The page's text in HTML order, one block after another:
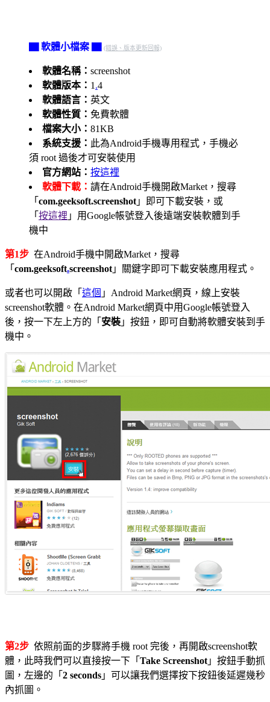
▇ 軟體小檔案 ▇ (錯誤、版本更新回報)
軟體名稱： screenshot
軟體版本： 1 .4
軟體語言： 英文
軟體性質： 免費軟體
檔案大小： 81KB
系統支援： 此為Android手機專用程式，手機必
須 root 過後才可安裝使用
官方網站： 按這裡
軟體下載： 請在Android手機開啟Market，搜尋
「 com.geeksoft.screenshot 」即可下載安裝，或
「 按這裡 」用Google帳號登入後遠端安裝軟體到手
機中
第1步 在Android手機中開啟Market，搜尋
「 com.geeksoft.screenshot 」關鍵字即可下載安裝應用程式。
或者也可以開啟「 這個 」Android Market網頁，線上安裝
screenshot軟體。在Android Market網頁中用Google帳號登入
後，按一下左上方的「 安裝 」按鈕，即可自動將軟體安裝到手
機中。
第2步 依照前面的步驟將手機 root 完後，再開啟screenshot軟
體，此時我們可以直接按一下「 Take Screenshot 」按鈕手動抓
圖，左邊的「 2 seconds 」可以讓我們選擇按下按鈕後延遲幾秒
內抓圖。